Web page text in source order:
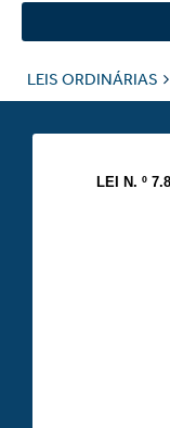
LEIS ORDINÁRIAS
LEI N. º